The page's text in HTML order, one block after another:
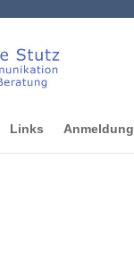
Links Anmeldung